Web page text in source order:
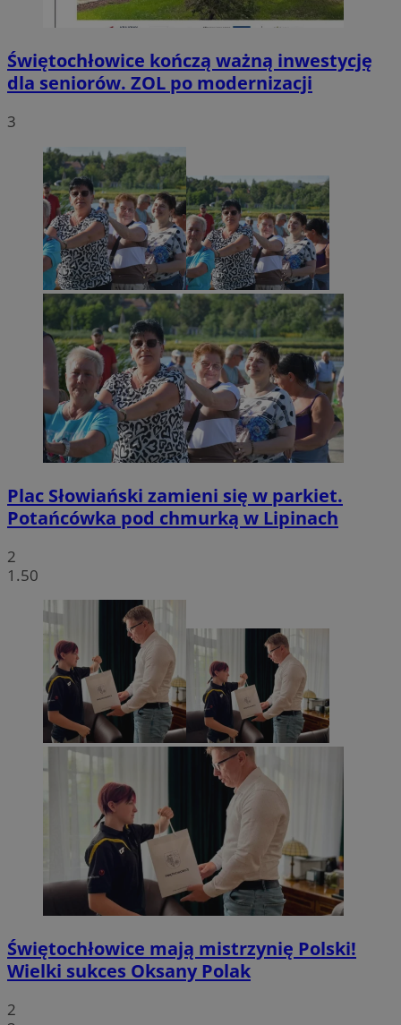
Świętochłowice kończą ważną inwestycję
dla seniorów. ZOL po modernizacji
3
Plac Słowiański zamieni się w parkiet.
Potańcówka pod chmurką w Lipinach
2
1.50
Świętochłowice mają mistrzynię Polski!
Wielki sukces Oksany Polak
2